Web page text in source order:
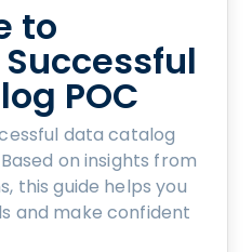
to
POC
data catalog
on insights from
this guide helps you
and make confident